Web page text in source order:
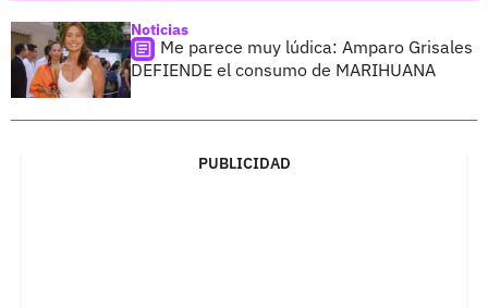
Noticias
Me parece muy lúdica: Amparo Grisales
DEFIENDE el consumo de MARIHUANA
PUBLICIDAD